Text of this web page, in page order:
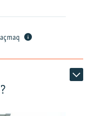
480p